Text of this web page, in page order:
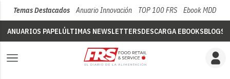
Temas Destacados Anuario Innovación TOP 100 FRS Ebook MDD
ANUARIOS PAPELÚLTIMAS NEWSLETTERSDESCARGA EBOOKSBLOGS